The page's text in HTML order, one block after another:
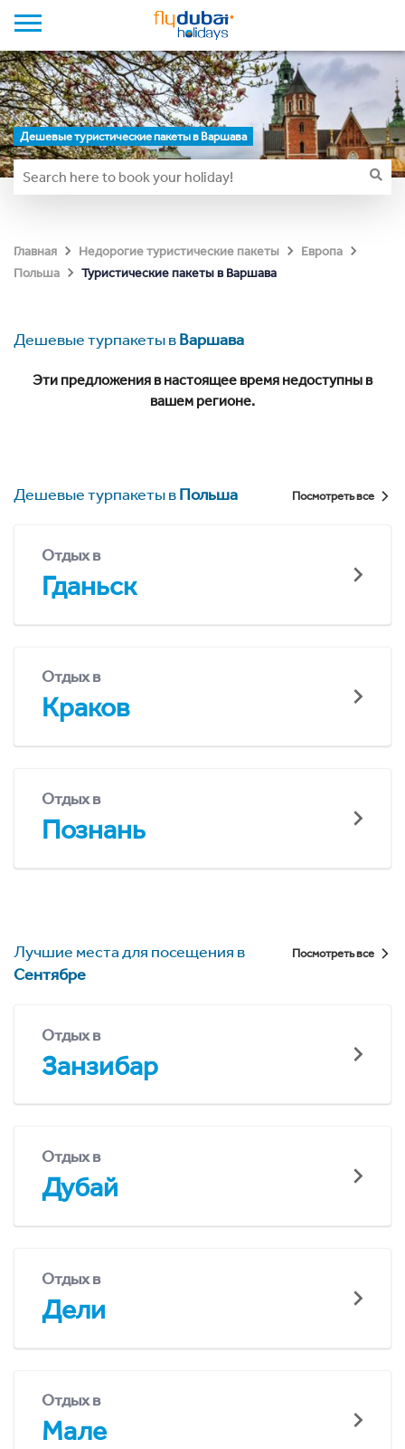
Дешевые туристические пакеты в Варшава
Главная Недорогие туристические пакеты
Европа
Польша
Туристические пакеты в Варшава
Дешевые турпакеты вВаршава
Эти предложения в настоящее время недоступны в
вашем регионе.
Дешевые турпакеты вПольша Посмотреть все
Отдых в
Гданьск
Отдых в
Краков
Отдых в
Познань
Лучшие места для посещения в
Сентябре
Посмотреть все
Отдых в
Занзибар
Отдых в
Дубай
Отдых в
Дели
Отдых в
Мале